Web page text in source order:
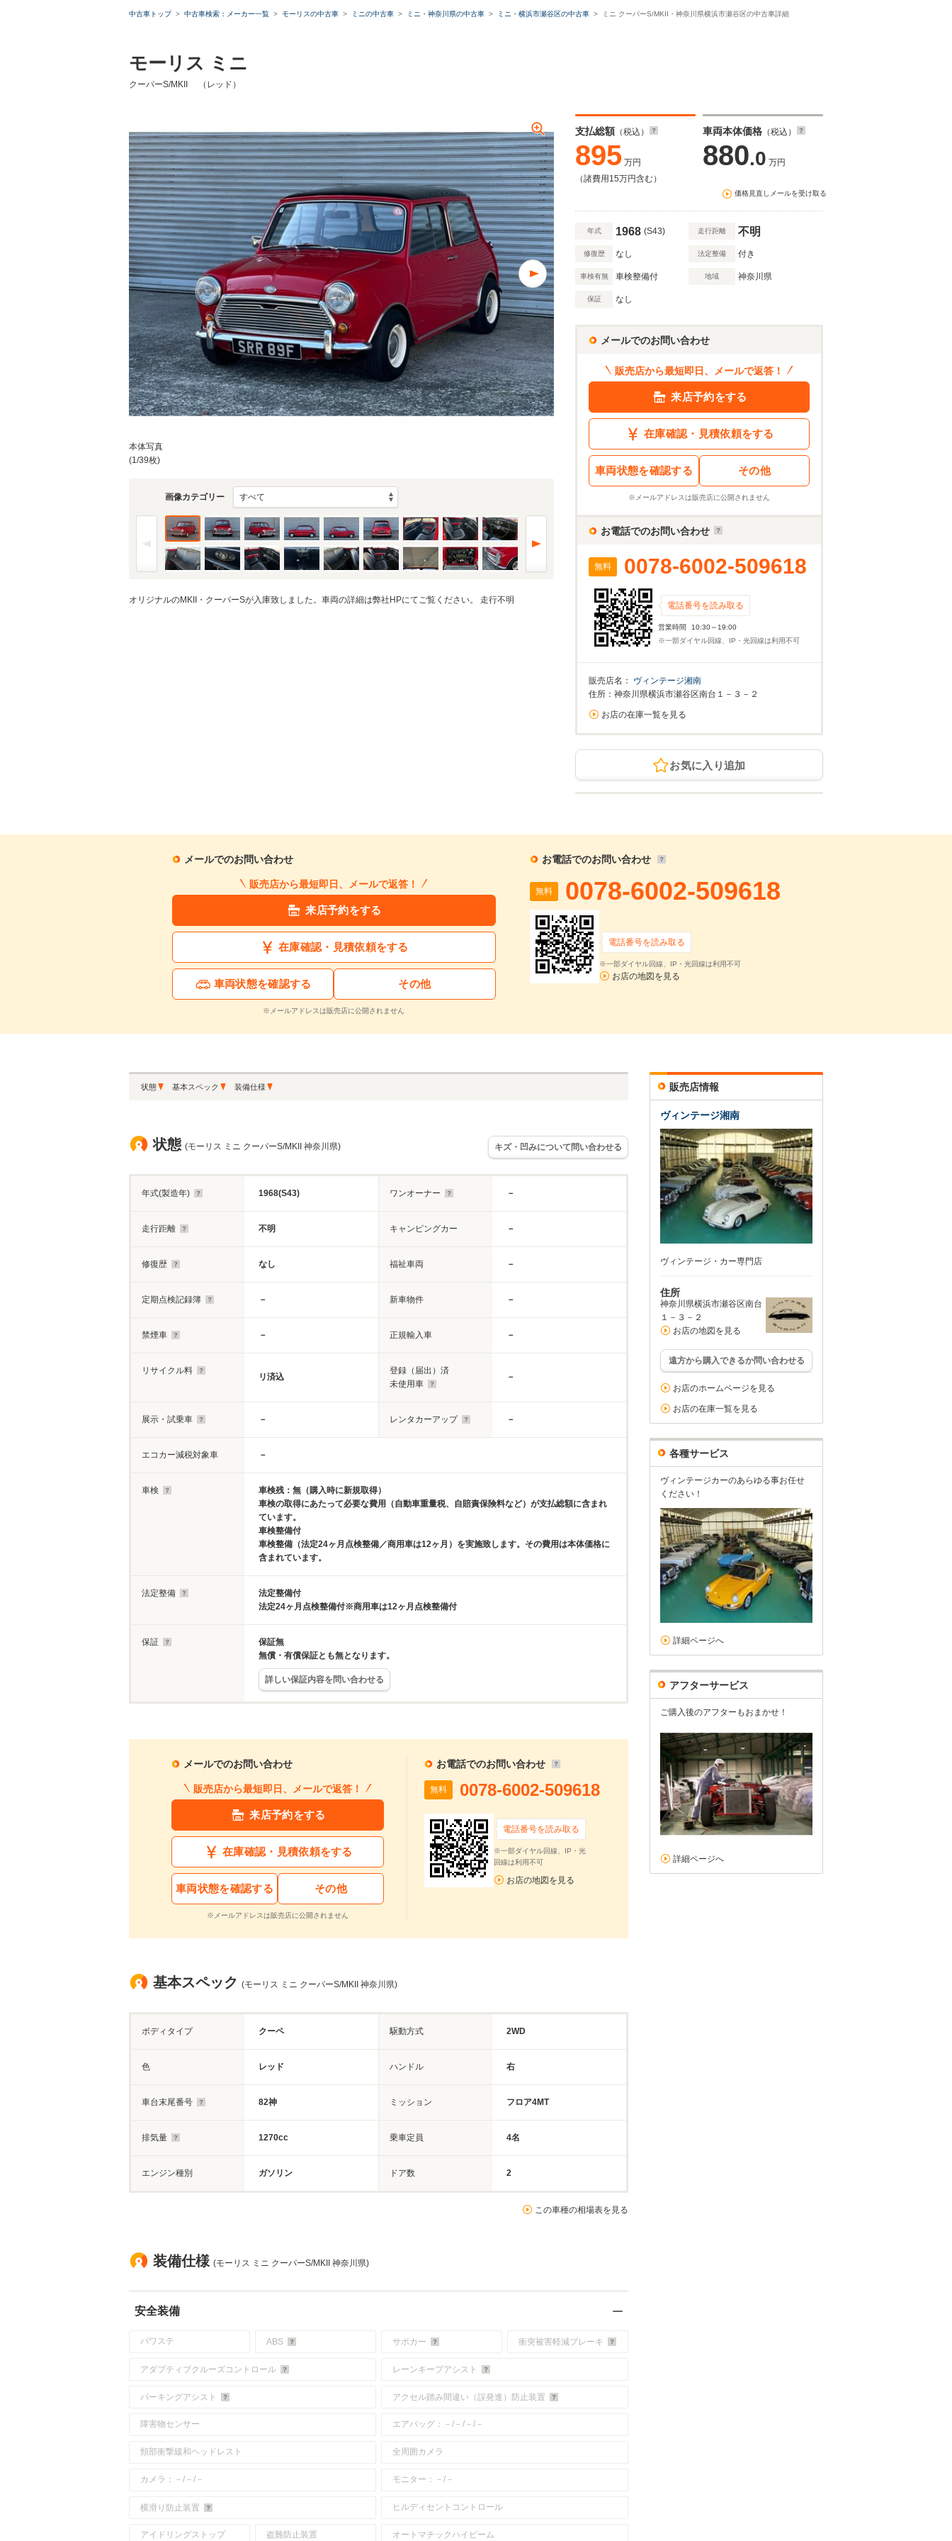
中古車トップ 中古車検索：メーカー一覧 モーリスの中古車 ミニの中古車 ミニ・神奈川県の中古車 ミニ・横浜市瀬谷区の中古車 ミニ クーパーS/MKII・神奈川県横浜市瀬谷区の中古車詳細
モーリス ミニ
クーパーS/MKII （レッド）
本体写真
(1/39枚)
画像カテゴリー
オリジナルのMKII・クーパーSが入庫致しました。車両の詳細は弊社HPにてご覧ください。 走行不明
支払総額 （税込）
895 万円
（諸費用15万円含む）
車両本体価格 （税込）
880.0 万円
価格見直しメールを受け取る
年式 1968 (S43) 走行距離 不明
修復歴 なし 法定整備 付き
車検有無 車検整備付 地域 神奈川県
保証 なし
メールでのお問い合わせ
販売店から最短即日、メールで返答！
来店予約をする
在庫確認・見積依頼をする
車両状態を確認する その他
※メールアドレスは販売店に公開されません
お電話でのお問い合わせ
無料 0078-6002-509618
電話番号を読み取る
営業時間
10:30～19:00
※一部ダイヤル回線、IP・光回線は利用不可
販売店名： ヴィンテージ湘南
住所：神奈川県横浜市瀬谷区南台１－３－２
お店の在庫一覧を見る
お気に入り追加
メールでのお問い合わせ
販売店から最短即日、メールで返答！
来店予約をする
在庫確認・見積依頼をする
車両状態を確認する その他
※メールアドレスは販売店に公開されません
お電話でのお問い合わせ
無料 0078-6002-509618
電話番号を読み取る
※一部ダイヤル回線、IP・光回線は利用不可
お店の地図を見る
状態 基本スペック 装備仕様
状態 (モーリス ミニ クーパーS/MKII 神奈川県) キズ・凹みについて問い合わせる
年式(製造年) 1968(S43) ワンオーナー －
走行距離 不明 キャンピングカー －
修復歴 なし 福祉車両 －
定期点検記録簿 － 新車物件 －
禁煙車 － 正規輸入車 －
リサイクル料
リ済込
登録（届出）済
未使用車
－
展示・試乗車 － レンタカーアップ －
エコカー減税対象車 －
車検
車検残：無（購入時に新規取得）
車検の取得にあたって必要な費用（自動車重量税、自賠責保険料など）が支払総額に含まれ
ています。
車検整備付
車検整備（法定24ヶ月点検整備／商用車は12ヶ月）を実施致します。その費用は本体価格に
含まれています。
法定整備
法定整備付
法定24ヶ月点検整備付※商用車は12ヶ月点検整備付
保証
保証無
無償・有償保証とも無となります。
詳しい保証内容を問い合わせる
メールでのお問い合わせ
販売店から最短即日、メールで返答！
来店予約をする
在庫確認・見積依頼をする
車両状態を確認する その他
※メールアドレスは販売店に公開されません
お電話でのお問い合わせ
無料 0078-6002-509618
電話番号を読み取る
※一部ダイヤル回線、IP・光
回線は利用不可
お店の地図を見る
基本スペック (モーリス ミニ クーパーS/MKII 神奈川県)
ボディタイプ クーペ 駆動方式 2WD
色 レッド ハンドル 右
車台末尾番号 82神 ミッション フロア4MT
排気量 1270cc 乗車定員 4名
エンジン種別 ガソリン ドア数 2
この車種の相場表を見る
装備仕様 (モーリス ミニ クーパーS/MKII 神奈川県)
安全装備
パワステ ABS サポカー 衝突被害軽減ブレーキ
アダプティブクルーズコントロール レーンキープアシスト
パーキングアシスト アクセル踏み間違い（誤発進）防止装置
障害物センサー エアバッグ：－/－/－/－
頸部衝撃緩和ヘッドレスト 全周囲カメラ
カメラ：－/－/－ モニター：－/－
横滑り防止装置 ヒルディセントコントロール
アイドリングストップ 盗難防止装置 オートマチックハイビーム
販売店情報
ヴィンテージ湘南
ヴィンテージ・カー専門店
住所
神奈川県横浜市瀬谷区南台
１－３－２
お店の地図を見る
遠方から購入できるか問い合わせる
お店のホームページを見る
お店の在庫一覧を見る
各種サービス
ヴィンテージカーのあらゆる事お任せ
ください！
詳細ページへ
アフターサービス
ご購入後のアフターもおまかせ！
詳細ページへ